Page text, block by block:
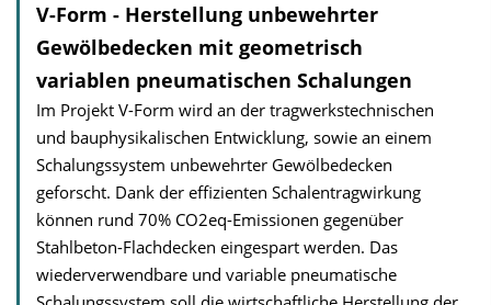
V-Form - Herstellung unbewehrter
Gewölbedecken mit geometrisch
variablen pneumatischen Schalungen
Im Projekt V-Form wird an der tragwerkstechnischen
und bauphysikalischen Ent­wicklung, sowie an einem
Schalungssystem unbewehrter Gewölbedecken
geforscht. Dank der effizienten Schalentragwirkung
können rund 70% CO2eq-Emissionen gegen­über
Stahlbeton-Flachdecken eingespart werden. Das
wieder­verwendbare und variable pneumatische